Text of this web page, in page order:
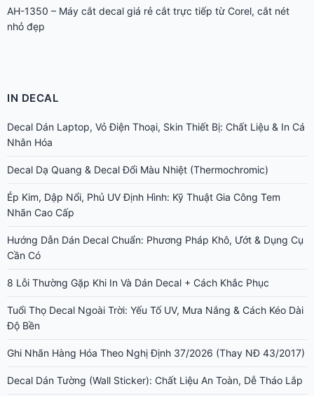
AH-1350 – Máy cắt decal giá rẻ cắt trực tiếp từ Corel, cắt nét
nhỏ đẹp
IN DECAL
Decal Dán Laptop, Vỏ Điện Thoại, Skin Thiết Bị: Chất Liệu & In Cá
Nhân Hóa
Decal Dạ Quang & Decal Đổi Màu Nhiệt (Thermochromic)
Ép Kim, Dập Nổi, Phủ UV Định Hình: Kỹ Thuật Gia Công Tem
Nhãn Cao Cấp
Hướng Dẫn Dán Decal Chuẩn: Phương Pháp Khô, Ướt & Dụng Cụ
Cần Có
8 Lỗi Thường Gặp Khi In Và Dán Decal + Cách Khắc Phục
Tuổi Thọ Decal Ngoài Trời: Yếu Tố UV, Mưa Nắng & Cách Kéo Dài
Độ Bền
Ghi Nhãn Hàng Hóa Theo Nghị Định 37/2026 (Thay NĐ 43/2017)
Decal Dán Tường (Wall Sticker): Chất Liệu An Toàn, Dễ Tháo Lắp